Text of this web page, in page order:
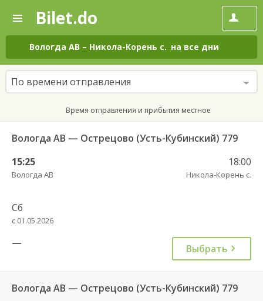
—
Поиск
и
покупка
билетов
на
автобус
онлайн
Bilet.do
Вологда АВ – Никола-Корень с. на все дни
По времени отправления
Время отправления и прибытия местное
Вологда АВ — Острецово (Усть-Кубинский) 779
15:25
Вологда АВ
18:00
Никола-Корень с.
Сб
с 01.05.2026
— Выбрать
Вологда АВ — Острецово (Усть-Кубинский) 779